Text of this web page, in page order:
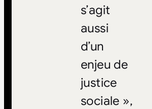
s’agit
aussi
d’un
enjeu de
justice
sociale »,